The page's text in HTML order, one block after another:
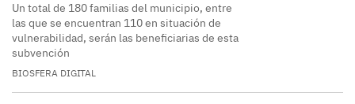
Un total de 180 familias del municipio, entre
las que se encuentran 110 en situación de
vulnerabilidad, serán las beneficiarias de esta
subvención
BIOSFERA DIGITAL